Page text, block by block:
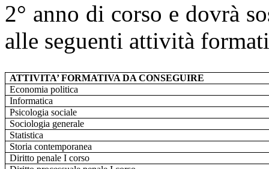
2° anno di corso e dovrà
alle seguenti attività
ATTIVITA’ FORMATIVA DA CONSEGUIRE
Economia politica
Informatica
Psicologia sociale
Sociologia generale
Statistica
Storia contemporanea
Diritto penale I corso